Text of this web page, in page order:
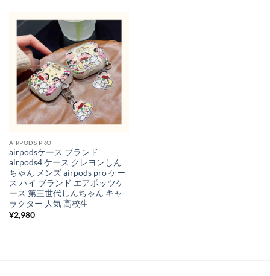
AIRPODS PRO
airpodsケース ブランド
airpods4 ケース クレヨンしん
ちゃん メンズ airpods pro ケー
ス ハイ ブランド エアポッツケ
ース 第三世代しんちゃん キャ
ラクター 人気 高校生
¥2,980